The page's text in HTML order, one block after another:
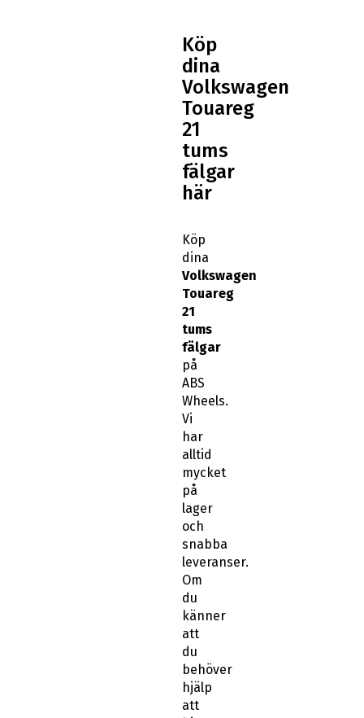
Köp
dina
Volkswagen
Touareg
21
tums
fälgar
här
Köp
dina
Volkswagen
Touareg
21
tums
fälgar
på
ABS
Wheels.
Vi
har
alltid
mycket
på
lager
och
snabba
leveranser.
Om
du
känner
att
du
behöver
hjälp
att